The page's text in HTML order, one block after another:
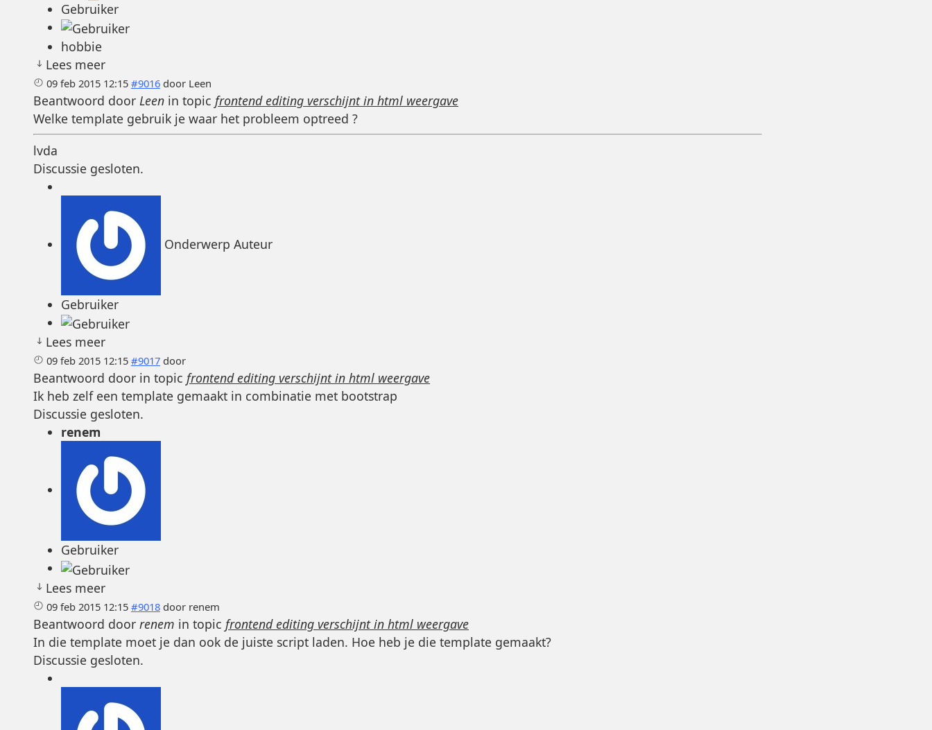
Gebruiker
hobbie
Lees meer
09 feb 2015 12:15 #9016 door Leen
Beantwoord doorLeen in topicfrontend editing verschijnt in html weergave
Welke template gebruik je waar het probleem optreed ?
lvda
Discussie gesloten.
Onderwerp Auteur
Gebruiker
Lees meer
09 feb 2015 12:15 #9017 door
Beantwoord door in topicfrontend editing verschijnt in html weergave
Ik heb zelf een template gemaakt in combinatie met bootstrap
Discussie gesloten.
renem
Gebruiker
Lees meer
09 feb 2015 12:15 #9018 door renem
Beantwoord doorrenem in topic frontend editing verschijnt in html weergave
In die template moet je dan ook de juiste script laden. Hoe heb je die template gemaakt?
Discussie gesloten.